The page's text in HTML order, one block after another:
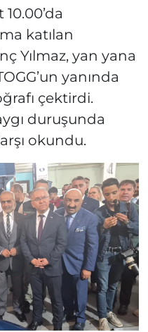
katılan
Yılmaz, yan yana
yanında
çektirdi.
duruşunda
okundu.